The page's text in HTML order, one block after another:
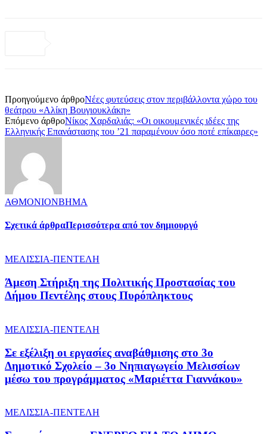
Προηγούμενο άρθροΝέες φυτεύσεις στον περιβάλλοντα χώρο του
θεάτρου «Αλίκη Βουγιουκλάκη»
Επόμενο άρθροΝίκος Χαρδαλιάς: «Οι οικουμενικές ιδέες της
Ελληνικής Επανάστασης του ’21 παραμένουν όσο ποτέ επίκαιρες»
ΑΘΜΟΝΙΟΝΒΗΜΑ
Σχετικά άρθραΠερισσότερα από τον δημιουργό
ΜΕΛΙΣΣΙΑ-ΠΕΝΤΕΛΗ
Άμεση Στήριξη της Πολιτικής Προστασίας του
Δήμου Πεντέλης στους Πυρόπληκτους
ΜΕΛΙΣΣΙΑ-ΠΕΝΤΕΛΗ
Σε εξέλιξη οι εργασίες αναβάθμισης στο 3ο
Δημοτικό Σχολείο – 3ο Νηπιαγωγείο Μελισσίων
μέσω του προγράμματος «Μαριέττα Γιαννάκου»
ΜΕΛΙΣΣΙΑ-ΠΕΝΤΕΛΗ